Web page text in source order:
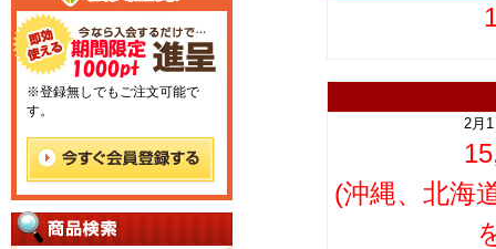
※登録無しでもご注文可能で
す。
2月
(沖縄、北海